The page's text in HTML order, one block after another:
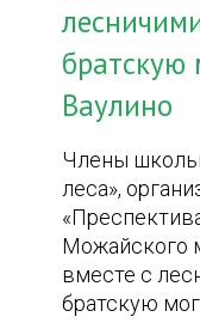
братскую
Ваулино
Члены
леса»,
Можайского
вместе с
братскую